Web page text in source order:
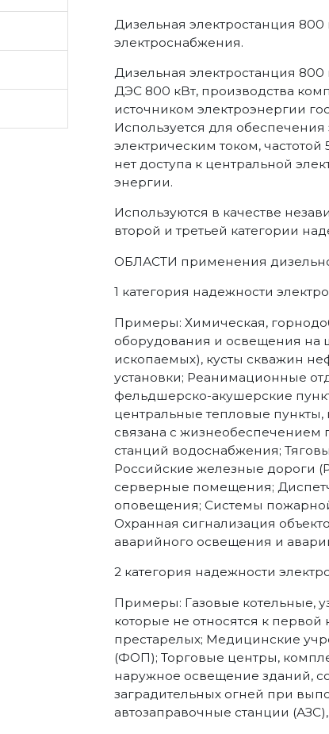
Дизельная электростанция
электроснабжения.
Дизельная электростанция
ДЭС 800 кВт, производства
источником электроэнергии
Используется для
электрическим током,
нет доступа к центральной
энергии.
Используются в качестве
второй и третьей категории
ОБЛАСТИ применения
1 категория надежности
Примеры: Химическая,
оборудования и освещения на
ископаемых), кусты скважин
установки; Реанимационные
фельдшерско-акушерские
центральные тепловые пункты,
связана с жизнеобеспечением
станций водоснабжения;
Российские железные дороги
серверные помещения;
оповещения; Системы
Охранная сигнализация
аварийного освещения и
2 категория надежности
Примеры: Газовые котельные,
которые не относятся к
престарелых; Медицинские
(ФОП); Торговые центры,
наружное освещение зданий,
заградительных огней при
автозаправочные станции